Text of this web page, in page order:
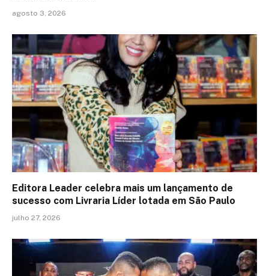
agosto 3, 2026
Editora Leader celebra mais um lançamento de
sucesso com Livraria Líder lotada em São Paulo
julho 27, 2026